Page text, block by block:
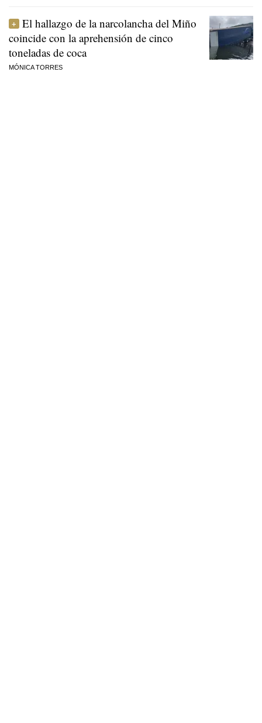
El hallazgo de la narcolancha del Miño
coincide con la aprehensión de cinco
toneladas de coca
MÓNICA TORRES